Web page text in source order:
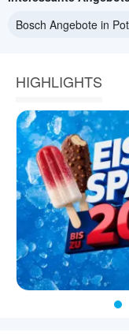
Bosch Angebote in
HIGHLIGHTS